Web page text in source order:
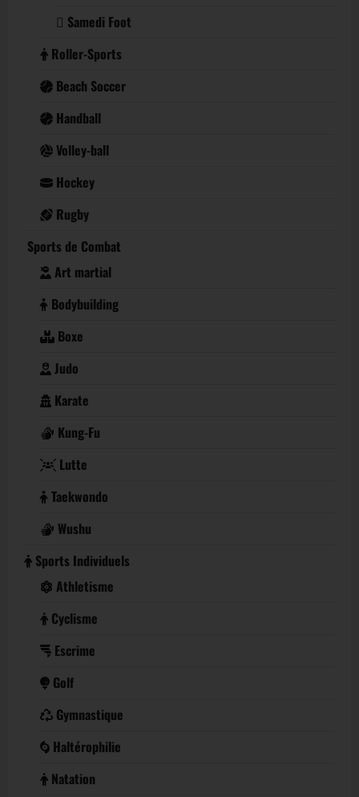
Samedi Foot
Roller-Sports
Beach Soccer
Handball
Volley-ball
Hockey
Rugby
Sports de Combat
Art martial
Bodybuilding
Boxe
Judo
Karate
Kung-Fu
Lutte
Taekwondo
Wushu
Sports Individuels
Athletisme
Cyclisme
Escrime
Golf
Gymnastique
Haltérophilie
Natation